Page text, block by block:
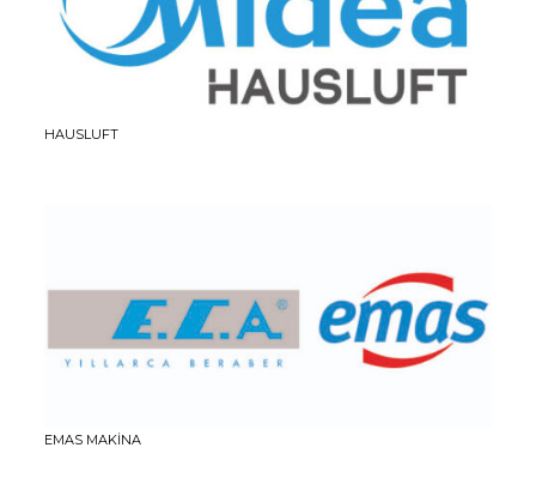
HAUSLUFT
EMAS MAKİNA